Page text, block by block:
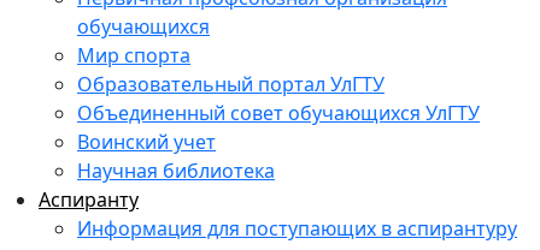
обучающихся
Мир спорта
Образовательный портал УлГТУ
Объединенный совет обучающихся УлГТУ
Воинский учет
Научная библиотека
Аспиранту
Информация для поступающих в аспирантуру